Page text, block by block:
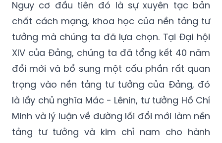
Nguy cơ đầu tiên đó là sự xuyên tạc bản
chất cách mạng, khoa học của nền tảng tư
tưởng mà chúng ta đã lựa chọn. Tại Đại hội
XIV của Đảng, chúng ta đã tổng kết 40 năm
đổi mới và bổ sung một cấu phần rất quan
trọng vào nền tảng tư tưởng của Đảng, đó
là lấy chủ nghĩa Mác - Lênin, tư tưởng Hồ Chí
Minh và lý luận về đường lối đổi mới làm nền
tảng tư tưởng và kim chỉ nam cho hành